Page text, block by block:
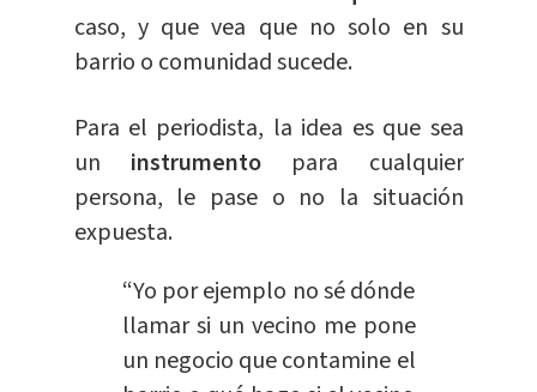
caso, y que vea que no solo en su
barrio o comunidad sucede.
Para el periodista, la idea es que sea
un instrumento para cualquier
persona, le pase o no la situación
expuesta.
“Yo por ejemplo no sé dónde
llamar si un vecino me pone
un negocio que contamine el